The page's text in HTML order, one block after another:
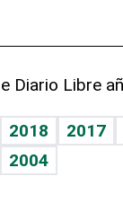
Diario Libre
2018 2017
2004